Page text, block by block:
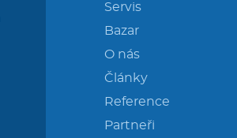
Servis
Bazar
O nás
Články
Reference
Partneři